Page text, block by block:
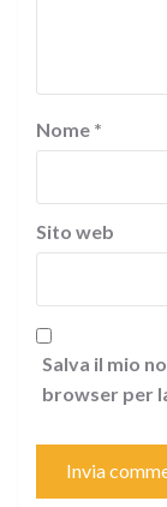
Nome *
Sito web
Salva il mio
browser per